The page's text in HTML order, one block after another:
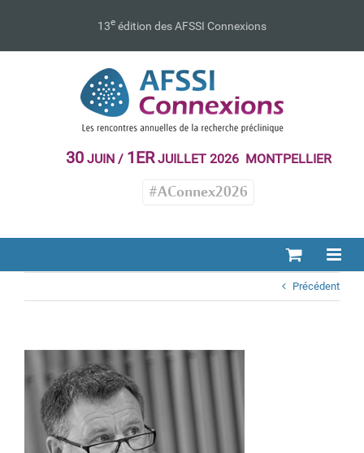
13e édition des AFSSI Connexions
30JUIN / 1ERJUILLET 2026 MONTPELLIER
#AConnex2026
Précédent